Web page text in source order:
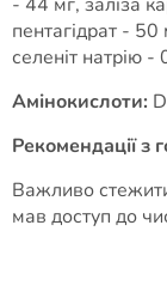
пентагідрат -
селеніт натрію -
Амінокислоти:
Рекомендації з
Важливо
мав доступ до